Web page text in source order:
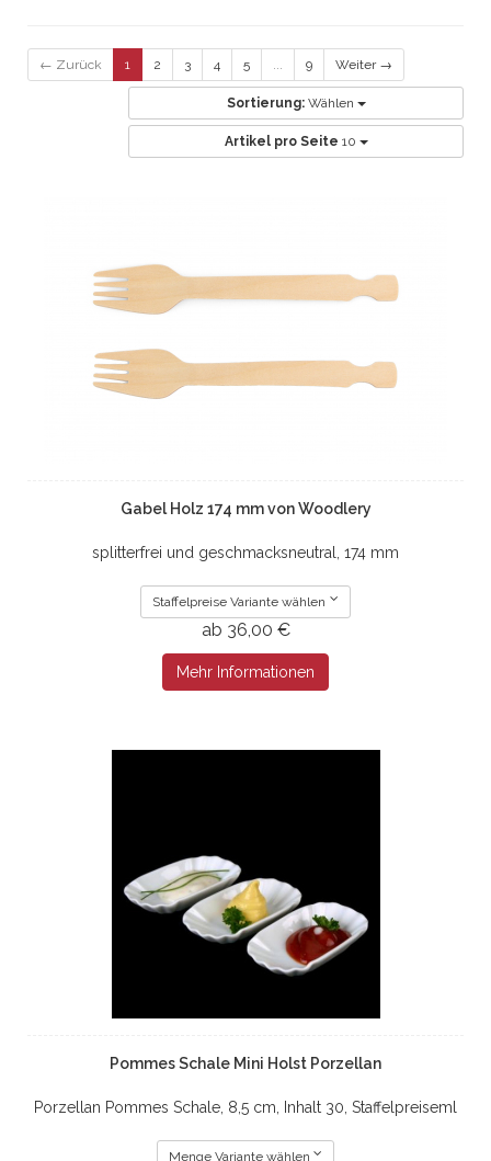
← Zurück 1 2 3 4 5 ... 9 Weiter →
Sortierung: Wählen
Artikel pro Seite 10
Gabel Holz 174 mm von Woodlery
splitterfrei und geschmacksneutral, 174 mm
Staffelpreise Variante wählen
ab 36,00 €
Mehr Informationen
Pommes Schale Mini Holst Porzellan
Porzellan Pommes Schale, 8,5 cm, Inhalt 30, Staffelpreiseml
Menge Variante wählen